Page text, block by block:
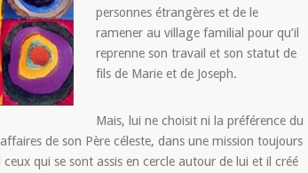
personnes étrangères et de le
ramener au village familial pour qu’il
reprenne son travail et son statut de
fils de Marie et de Joseph.
Mais, lui ne choisit ni la préférence du
de son Père céleste, dans une mission toujours
qui se sont assis en cercle autour de lui et il créé